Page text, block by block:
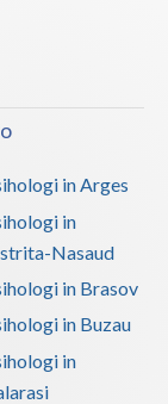
in Arges
in
Nasaud
in Brasov
in Buzau
in